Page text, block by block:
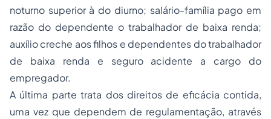
noturno superior à do diurno; salário-família pago em
razão do dependente o trabalhador de baixa renda;
auxílio creche aos filhos e dependentes do trabalhador
de baixa renda e seguro acidente a cargo do
empregador.
A última parte trata dos direitos de eficácia contida,
uma vez que dependem de regulamentação, através